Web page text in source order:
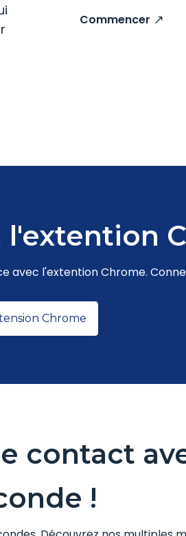
Commencer
l'extention
avec l'extention Chrome.
Chrome
contact
!